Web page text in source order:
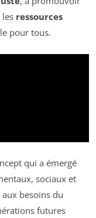
ressources
pour tous.
qui a émergé
sociaux et
besoins du
futures